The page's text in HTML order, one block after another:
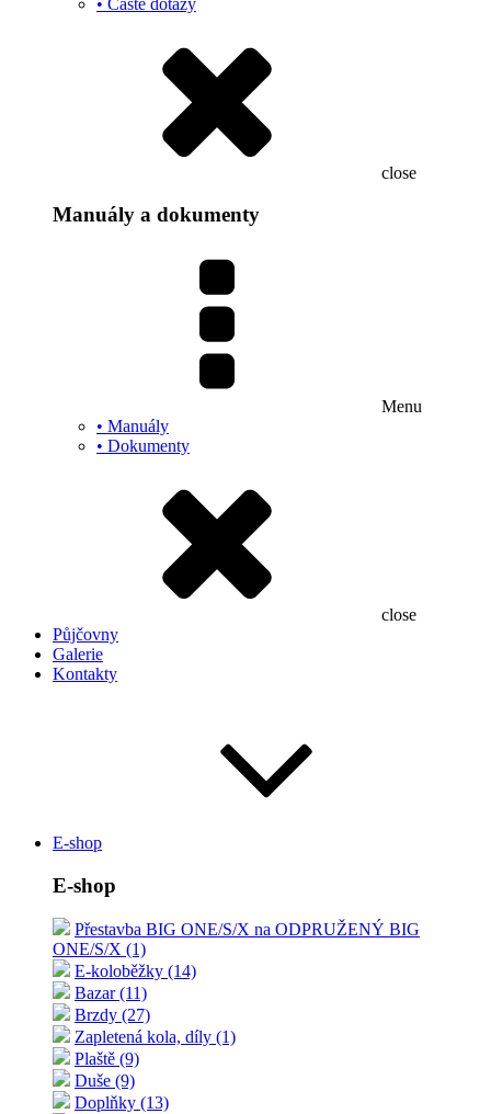
close
Manuály a dokumenty
Menu
• Manuály
• Dokumenty
close
Půjčovny
Galerie
Kontakty
E-shop
E-shop
Přestavba BIG ONE/S/X na ODPRUŽENÝ BIG
ONE/S/X (1)
E-koloběžky (14)
Bazar (11)
Brzdy (27)
Zapletená kola, díly (1)
Plaště (9)
Duše (9)
Doplňky (13)